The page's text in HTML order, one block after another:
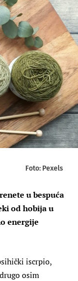
Foto: Pexels
u bespuća
od hobija u
energije
iscrpio,
osim